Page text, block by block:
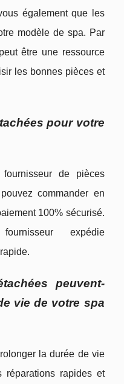
également que les
modèle de spa. Par
être une ressource
les bonnes pièces et
pour votre
de pièces
commander en
100% sécurisé.
expédie
peuvent-
vie de votre spa
la durée de vie
réparations rapides et